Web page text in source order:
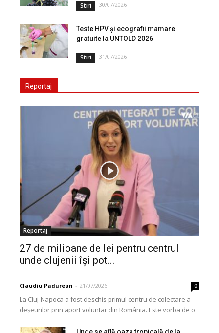
Stiri 30/07/2026
Teste HPV și ecografii mamare
gratuite la UNTOLD 2026
Stiri 31/07/2026
Reportaj
Reportaj
27 de milioane de lei pentru centrul
unde clujenii își pot...
Claudiu Padurean - 21/07/2026 0
La Cluj-Napoca a fost deschis primul centru de colectare a
deșeurilor prin aport voluntar din România. Este vorba de o
Unde se află oaza tropicală de la